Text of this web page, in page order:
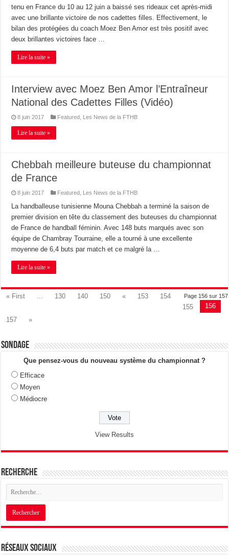
tenu en France du 10 au 12 juin a baissé ses rideaux cet après-midi
avec une brillante victoire de nos cadettes filles. Effectivement, le
bilan des protégées du coach Moez Ben Amor est très positif avec
deux brillantes victoires face …
Lire la suite »
Interview avec Moez Ben Amor l’Entraîneur
National des Cadettes Filles (Vidéo)
8 juin 2017 Featured Les News de la FTHB
Lire la suite »
Chebbah meilleure buteuse du championnat
de France
8 juin 2017 Featured Les News de la FTHB
La handballeuse tunisienne Mouna Chebbah a terminé la saison de
premier division en tête du classement des buteuses du championnat
de France de handball féminin. Avec 148 buts marqués avec son
équipe de Chambray Tourraine, elle a tourné à une excellente
moyenne de 6,4 buts par match et ce malgré la …
Lire la suite »
Page 156 sur 157
« First 130 140 150 « 153
154
155
156
157
»
Sondage
Que pensez-vous du nouveau système du championnat ?
Efficace
Moyen
Médiocre
View Results
Recherche
Réseaux sociaux